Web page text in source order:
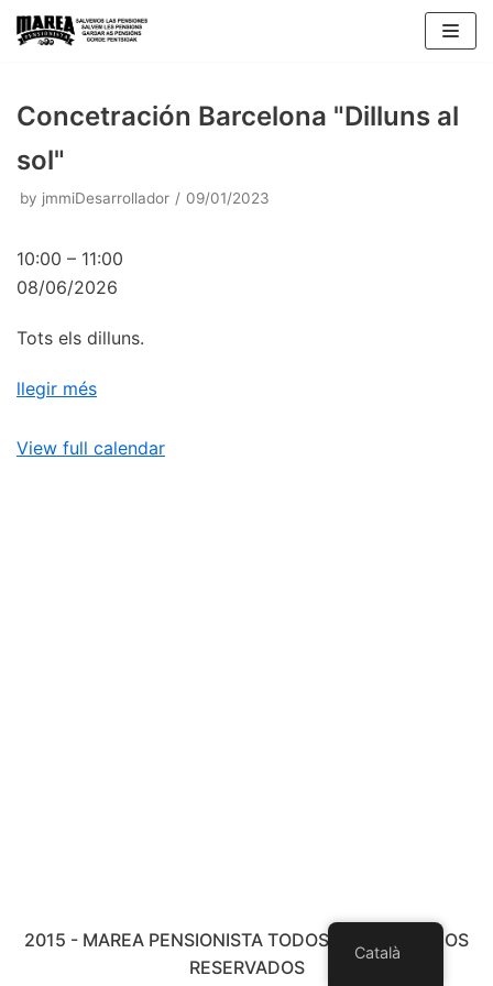
Skip
Concetración Barcelona "Dilluns al
sol"
by jmmiDesarrollador 09/01/2023
10:00 – 11:00
08/06/2026
Tots els dilluns.
llegir més
View full calendar
2015 - MAREA PENSIONISTA TODOS LOS DERECHOS
RESERVADOS
Català